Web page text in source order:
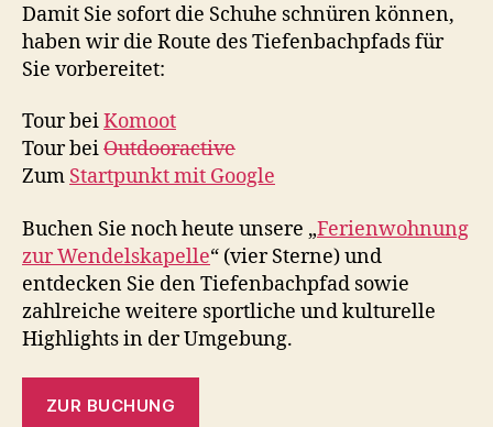
Damit Sie sofort die Schuhe schnüren können,
haben wir die Route des Tiefenbachpfads für
Sie vorbereitet:
Tour beiKomoot
Tour beiOutdooractive
Zum Startpunkt mit Google
Buchen Sie noch heute unsere „Ferienwohnung
zur Wendelskapelle“ (vier Sterne) und
entdecken Sie den Tiefenbachpfad sowie
zahlreiche weitere sportliche und kulturelle
Highlights in der Umgebung.
ZUR BUCHUNG